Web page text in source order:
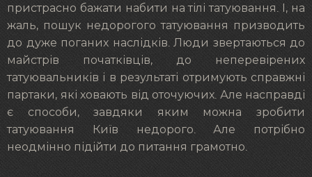
пристрасно бажати набити на тілі татуювання. І, на
жаль, пошук недорогого татуювання призводить
до дуже поганих наслідків. Люди звертаються до
майстрів початківців, до неперевірених
татуювальників і в результаті отримують справжні
партаки, які ховають від оточуючих. Але насправді
є способи, завдяки яким можна зробити
татуювання Київ недорого. Але потрібно
неодмінно підійти до питання грамотно.